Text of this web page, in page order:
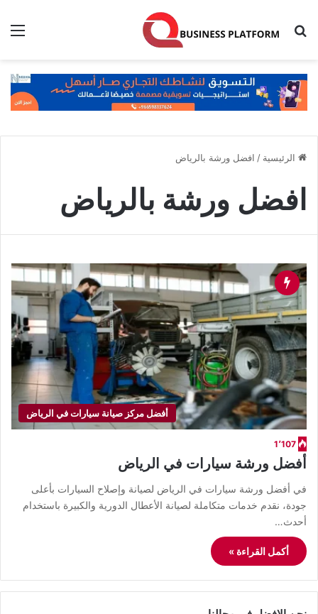
بحث عن
الرئيسية / افضل ورشة بالرياض
افضل ورشة بالرياض
أفضل مركز صيانة سيارات في الرياض
1٬107
أفضل ورشة سيارات في الرياض
في أفضل ورشة سيارات في الرياض لصيانة وإصلاح السيارات بأعلى
جودة، نقدم خدمات متكاملة لصيانة الأعطال الدورية والكبيرة باستخدام
أحدث…
أكمل القراءة »